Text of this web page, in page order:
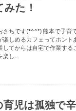
た！
さちです(*^^*) 熊本で子育
楽しめるカフェってホント
してからは自宅で作業す
楽し…
育児は孤独で